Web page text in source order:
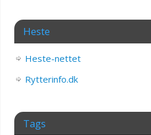
Heste
Heste-nettet
Rytterinfo.dk
Tags